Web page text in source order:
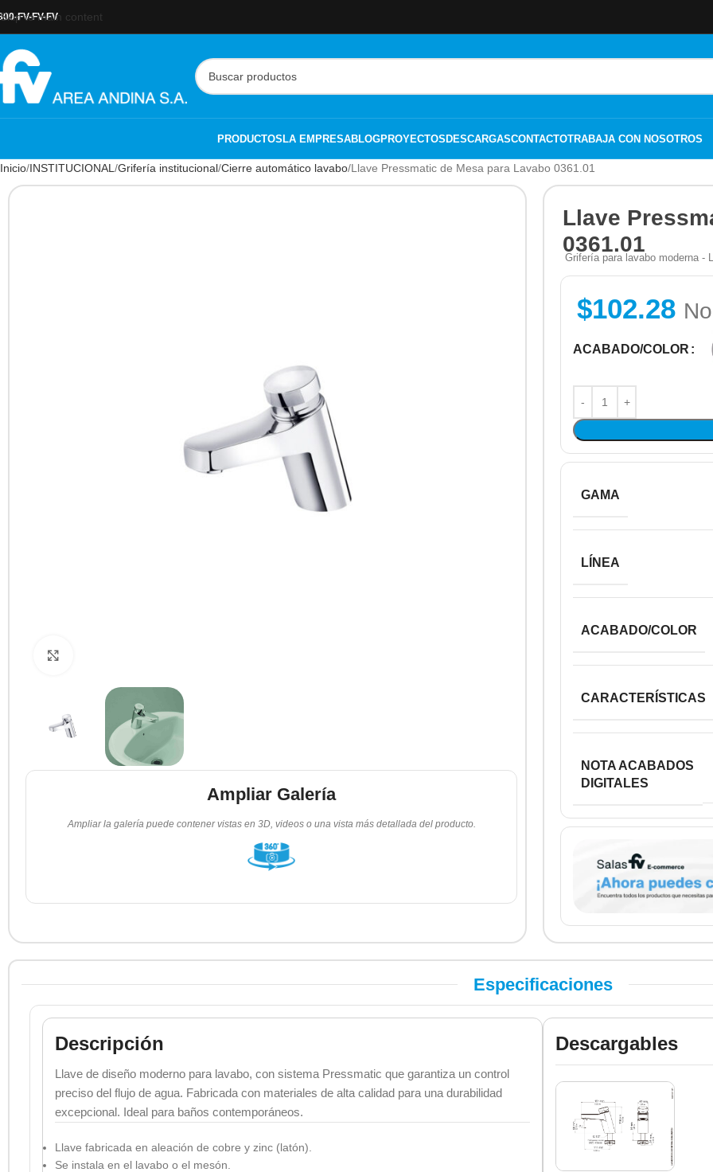
Skip to main content
FV-FV-FV
PRODUCTOSLA EMPRESABLOGPROYECTOSDESCARGASCONTACTOTRABAJA CON NOSOTROS
Inicio INSTITUCIONAL Grifería institucional Cierre automático lavabo Llave Pressmatic de Mesa para Lavabo 0361.01
Ampliar Galería
Ampliar la galería puede contener vistas en 3D, videos o una vista más detallada del producto.
Llave
0361.01
Grifería para lavabo moderna -
$102.28
ACABADO/COLOR
GAMA
LÍNEA
ACABADO/COLOR
CARACTERÍSTICAS
NOTA ACABADOS
DIGITALES
Especificaciones
Descripción
Llave de diseño moderno para lavabo, con sistema Pressmatic que garantiza un control
preciso del flujo de agua. Fabricada con materiales de alta calidad para una durabilidad
excepcional. Ideal para baños contemporáneos.
Llave fabricada en aleación de cobre y zinc (latón).
Se instala en el lavabo o el mesón.
Descargables